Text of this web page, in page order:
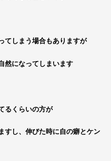
てしまう場合もありますが
然になってしまいます
るくらいの方が
すし、伸びた時に自の癖とケン